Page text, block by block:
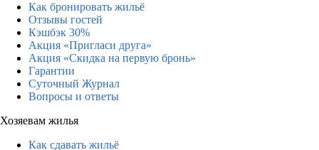
Как бронировать жильё
Отзывы гостей
Кэшбэк 30%
Акция «Пригласи друга»
Акция «Скидка на первую бронь»
Гарантии
Суточный Журнал
Вопросы и ответы
Хозяевам жилья
Как сдавать жильё